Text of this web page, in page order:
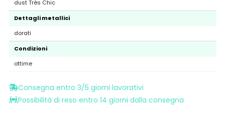
dust Très Chic
Dettagli metallici
dorati
Condizioni
ottime
Consegna entro 3/5 giorni lavorativi
Possibilità di reso entro 14 giorni dalla consegna